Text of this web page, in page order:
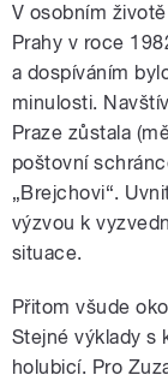
V osobním
Prahy v roce
a dospíváním
minulosti.
Praze zůstala
poštovní
„Brejchovi“.
výzvou k
situace.
Přitom všude
Stejné výklady s
holubicí. Pro